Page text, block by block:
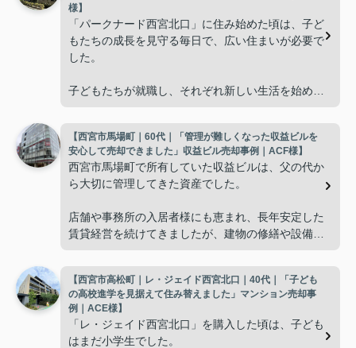
様】
「パークナード西宮北口」に住み始めた頃は、子ど
もたちの成長を見守る毎日で、広い住まいが必要で
した。
子どもたちが就職し、それぞれ新しい生活を始める
使わない部屋が増え、
「今の私たちには少し広すぎるね。」
掃除や管理の負担も考え、夫婦二人にちょうど良い
インフィニティエステートさんへ相談すると、「パ
ークナード西宮北口」の査定だけでなく、住み替え
先とのスケジュールや資金計画まで丁寧にサポート
してくださいました。
【西宮市馬場町｜60代｜「管理が難しくなった収益ビルを
安心して売却できました」収益ビル売却事例｜ACF様】
西宮市馬場町で所有していた収益ビルは、父の代か
ら大切に管理してきた資産でした。
店舗や事務所の入居者様にも恵まれ、長年安定した
賃貸経営を続けてきましたが、建物の修繕や設備更
子どもたちはそれぞれ別の仕事に就いており、
「将来、このビルの管理を任せるのは難しいかもし
れない。」
【西宮市高松町｜レ・ジェイド西宮北口｜40代｜「子ども
の高校進学を見据えて住み替えました」マンション売却事
例｜ACE様】
「レ・ジェイド西宮北口」を購入した頃は、子ども
はまだ小学生でした。